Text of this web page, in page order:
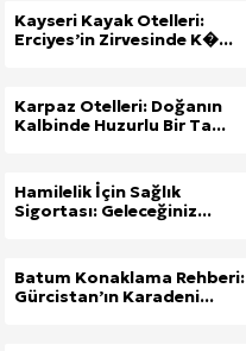
Kayseri Kayak Otelleri:
Erciyes’in Zirvesinde K�...
Karpaz Otelleri: Doğanın
Kalbinde Huzurlu Bir Ta...
Hamilelik İçin Sağlık
Sigortası: Geleceğiniz...
Batum Konaklama Rehberi:
Gürcistan’ın Karadeni...